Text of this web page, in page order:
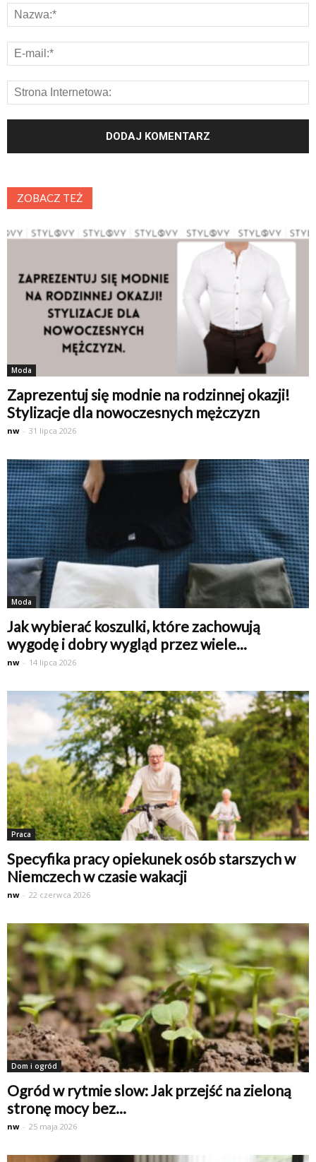
ZOBACZ TEŻ
Moda
Zaprezentuj się modnie na rodzinnej okazji!
Stylizacje dla nowoczesnych mężczyzn
nw - 31 lipca 2026
Moda
Jak wybierać koszulki, które zachowują
wygodę i dobry wygląd przez wiele...
nw - 14 lipca 2026
Praca
Specyfika pracy opiekunek osób starszych w
Niemczech w czasie wakacji
nw - 22 czerwca 2026
Dom i ogród
Ogród w rytmie slow: Jak przejść na zieloną
stronę mocy bez...
nw - 25 maja 2026